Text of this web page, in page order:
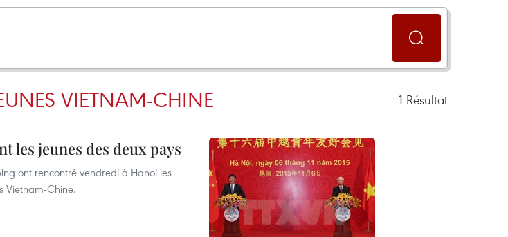
VIETNAM-CHINE 1 Résultat
les jeunes des deux pays
ont rencontré vendredi à Hanoi les
Vietnam-Chine.